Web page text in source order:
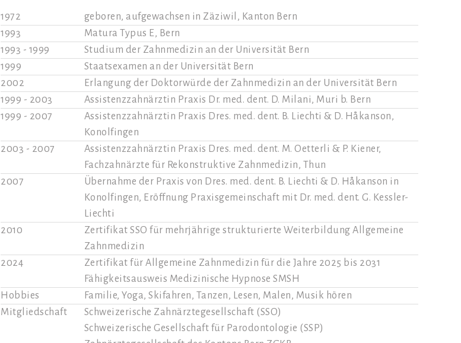
1972
geboren, aufgewachsen in Zäziwil, Kanton Bern
1993
Matura Typus E, Bern
1993 - 1999
Studium der Zahnmedizin an der Universität Bern
1999
Staatsexamen an der Universität Bern
2002
Erlangung der Doktorwürde der Zahnmedizin an der Universität Bern
1999 - 2003
Assistenzzahnärztin Praxis Dr. med. dent. D. Milani, Muri b. Bern
1999 - 2007
Assistenzzahnärztin Praxis Dres. med. dent. B. Liechti & D. Håkanson,
Konolfingen
2003 - 2007
Assistenzzahnärztin Praxis Dres. med. dent. M. Oetterli & P. Kiener,
Fachzahnärzte für Rekonstruktive Zahnmedizin, Thun
2007
Übernahme der Praxis von Dres. med. dent. B. Liechti & D. Håkanson in
Konolfingen, Eröffnung Praxisgemeinschaft mit Dr. med. dent. G. Kessler-
Liechti
2010
Zertifikat SSO für mehrjährige strukturierte Weiterbildung Allgemeine
Zahnmedizin
2024
Zertifikat für Allgemeine Zahnmedizin für die Jahre 2025 bis 2031
Fähigkeitsausweis Medizinische Hypnose SMSH
Hobbies
Familie, Yoga, Skifahren, Tanzen, Lesen, Malen, Musik hören
Mitgliedschaft
Schweizerische Zahnärztegesellschaft (SSO)
Schweizerische Gesellschaft für Parodontologie (SSP)